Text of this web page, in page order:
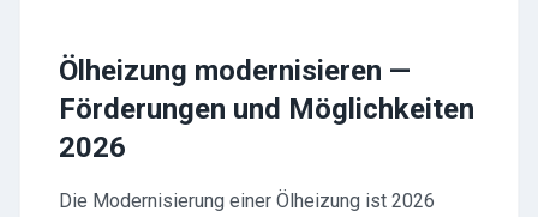
Ölheizung modernisieren —
Förderungen und Möglichkeiten
2026
Die Modernisierung einer Ölheizung ist 2026